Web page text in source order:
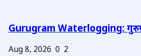
Gurugram Waterlogging:
Aug 8, 2026 0 2